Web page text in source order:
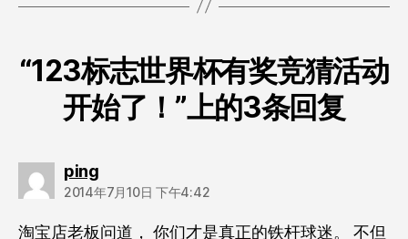
“123标志世界杯有奖竞猜活动
开始了！”上的3条回复
ping说：
2014年7月10日 下午4:42
淘宝店老板问道， 你们才是真正的铁杆球迷。 不但